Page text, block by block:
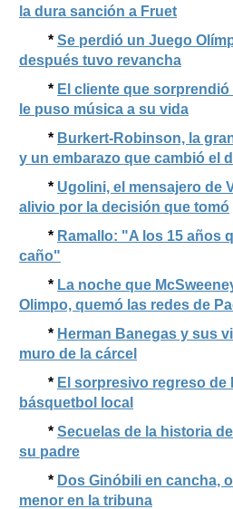
la dura sanción a Fruet
* Se perdió un Juego
después tuvo revancha
* El cliente que
le puso música a su vida
* Burkert-Robinson, la
y un embarazo que cambió el
* Ugolini, el mensajero de
alivio por la decisión que tomó
* Ramallo: "A los 15 años
caño"
* La noche que
Olimpo, quemó las redes de
* Herman Banegas y sus
muro de la cárcel
* El sorpresivo regreso de
básquetbol local
* Secuelas de la historia
su padre
* Dos Ginóbili en cancha,
menor en la tribuna